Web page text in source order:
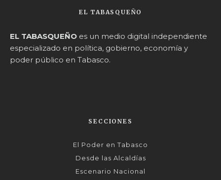
EL TABASQUEÑO
EL TABASQUEÑO es un medio digital independiente
especializado en política, gobierno, economía y
poder público en Tabasco.
SECCIONES
El Poder en Tabasco
Desde las Alcaldías
Escenario Nacional